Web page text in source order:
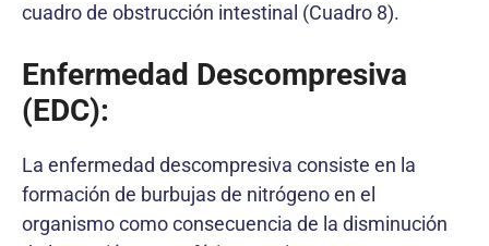
cuadro de obstrucción intestinal (Cuadro 8).
Enfermedad Descompresiva
(EDC):
La enfermedad descompresiva consiste en la
formación de burbujas de nitrógeno en el
organismo como consecuencia de la disminución